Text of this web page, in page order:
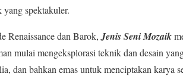
yang spektakuler.
Renaissance dan Barok, Jenis Seni Mozaik
mulai mengeksplorasi teknik dan desain
dan bahkan emas untuk menciptakan karya